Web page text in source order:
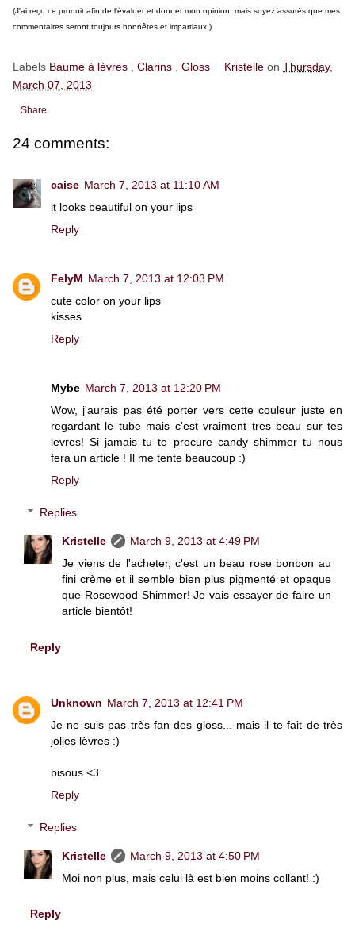
(J'ai reçu ce produit afin de l'évaluer et donner mon opinion, mais soyez assurés que mes
commentaires seront toujours honnêtes et impartiaux.)
Labels Baume à lèvres Clarins Gloss Kristelle onThursday,
March 07, 2013
Share
24 comments:
caise March 7, 2013 at 11:10 AM
it looks beautiful on your lips
Reply
FelyM March 7, 2013 at 12:03 PM
cute color on your lips
kisses
Reply
Mybe March 7, 2013 at 12:20 PM
Wow, j'aurais pas été porter vers cette couleur juste en
regardant le tube mais c'est vraiment tres beau sur tes
levres! Si jamais tu te procure candy shimmer tu nous
fera un article ! Il me tente beaucoup :)
Reply
Replies
Kristelle
March 9, 2013 at 4:49 PM
Je viens de l'acheter, c'est un beau rose bonbon au
fini crème et il semble bien plus pigmenté et opaque
que Rosewood Shimmer! Je vais essayer de faire un
article bientôt!
Reply
Unknown March 7, 2013 at 12:41 PM
Je ne suis pas très fan des gloss... mais il te fait de très
jolies lèvres :)
bisous <3
Reply
Replies
Kristelle
March 9, 2013 at 4:50 PM
Moi non plus, mais celui là est bien moins collant! :)
Reply